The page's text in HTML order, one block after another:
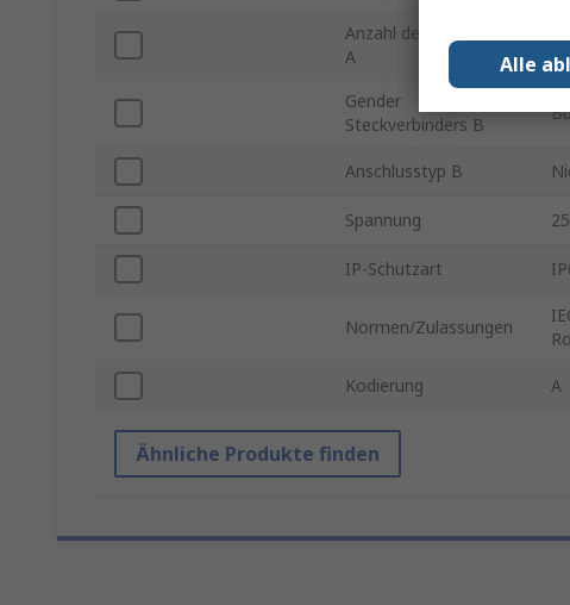
Anzahl der Kontakte
A
12
Gender
Steckverbinders B
Anschlusstyp B
Spannung
IP-Schutzart
Normen/Zulassungen
Kodierung A
Ähnliche Produkte finden
Alle